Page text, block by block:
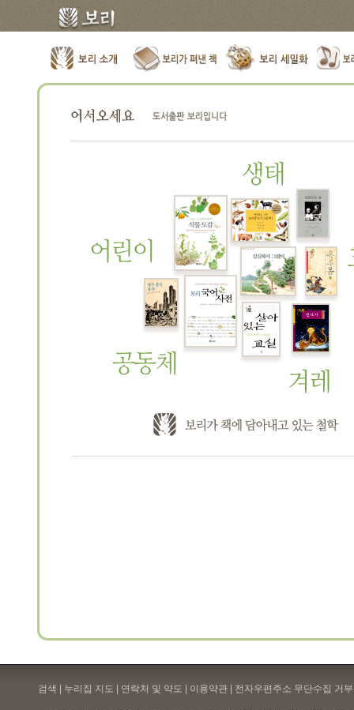
검색 | 누리집 지도 | 연락처 및 약도 | 이용약관 | 전자우편주소 무단수집 거